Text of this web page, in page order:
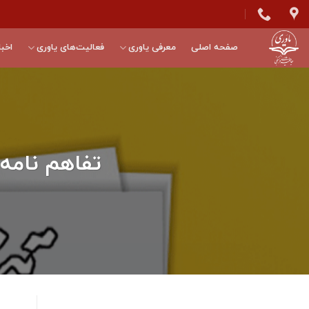
Skip
to
content
صفحه اصلی معرفی یاوری فعالیت‌های یاوری
تفاهم نامه